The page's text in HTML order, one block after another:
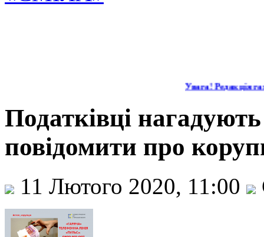
Увага! Редакція
Податківці
повідомити про
11 Лютого 2020, 11:00